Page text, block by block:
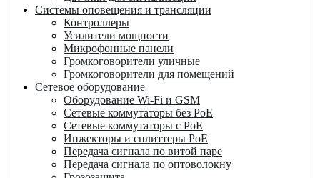
Системы оповещения и трансляции
Контроллеры
Усилители мощности
Микрофонные панели
Громкоговорители уличные
Громкоговорители для помещений
Сетевое оборудование
Оборудование Wi-Fi и GSM
Сетевые коммутаторы без PoE
Сетевые коммутаторы с PoE
Инжекторы и сплиттеры PoE
Передача сигнала по витой паре
Передача сигнала по оптоволокну